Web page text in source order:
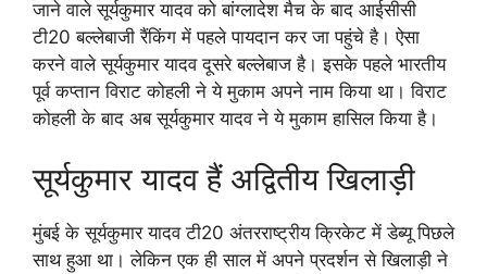
जाने वाले सूर्यकुमार यादव को बांग्लादेश मैच के बाद आईसीसी
टी20 बल्लेबाजी रैंकिंग में पहले पायदान कर जा पहुंचे है। ऐसा
करने वाले सूर्यकुमार यादव दूसरे बल्लेबाज है। इसके पहले भारतीय
पूर्व कप्तान विराट कोहली ने ये मुकाम अपने नाम किया था। विराट
कोहली के बाद अब सूर्यकुमार यादव ने ये मुकाम हासिल किया है।
सूर्यकुमार यादव हैं अद्वितीय खिलाड़ी
मुंबई के सूर्यकुमार यादव टी20 अंतरराष्ट्रीय क्रिकेट में डेब्यू पिछले
साथ हुआ था। लेकिन एक ही साल में अपने प्रदर्शन से खिलाड़ी ने